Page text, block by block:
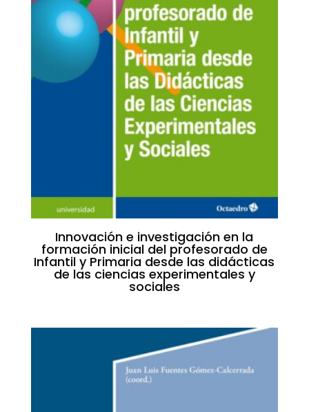
Innovación e investigación en la
formación inicial del profesorado de
Infantil y Primaria desde las didácticas
de las ciencias experimentales y
sociales